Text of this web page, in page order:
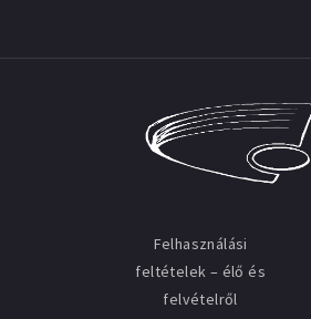
Felhasználási
feltételek – élő és
felvételről